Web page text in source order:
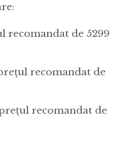
recomandat de 5299
prețul recomandat de
recomandat de